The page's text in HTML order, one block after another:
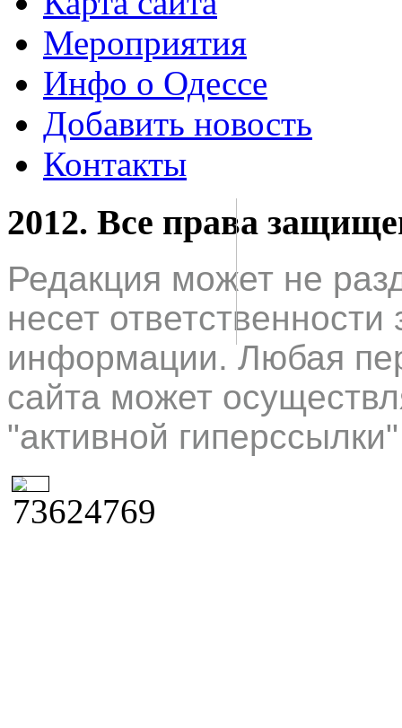
Мероприятия
Инфо о Одессе
Добавить новость
Контакты
2012. Все права
Редакция может не
несет
информации. Любая
сайта может
"активной